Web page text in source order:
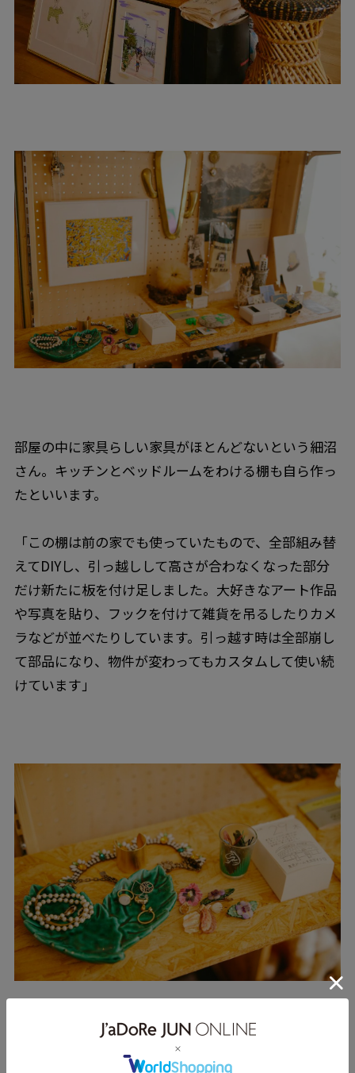
部屋の中に家具らしい家具がほとんどないという細沼
さん。キッチンとベッドルームをわける棚も自ら作っ
たといいます。
「この棚は前の家でも使っていたもので、全部組み替
えてDIYし、引っ越しして高さが合わなくなった部分
だけ新たに板を付け足しました。大好きなアート作品
や写真を貼り、フックを付けて雑貨を吊るしたりカメ
ラなどが並べたりしています。引っ越す時は全部崩し
て部品になり、物件が変わってもカスタムして使い続
けています」